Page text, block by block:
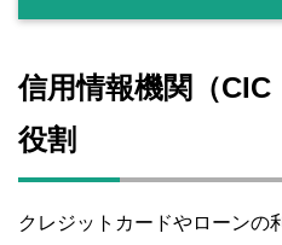
信用情報機関（
役割
クレジットカードやローンの